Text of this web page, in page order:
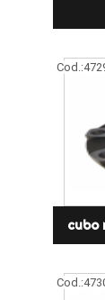
Cod.:
cubo
Cod.: